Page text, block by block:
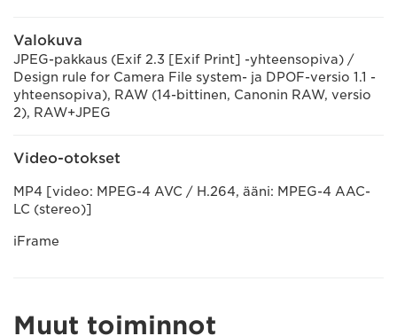
Valokuva
JPEG-pakkaus (Exif 2.3 [Exif Print] -yhteensopiva) /
Design rule for Camera File system- ja DPOF-versio 1.1 -
yhteensopiva), RAW (14-bittinen, Canonin RAW, versio
2), RAW+JPEG
Video-otokset
MP4 [video: MPEG-4 AVC / H.264, ääni: MPEG-4 AAC-
LC (stereo)]
iFrame
Muut toiminnot